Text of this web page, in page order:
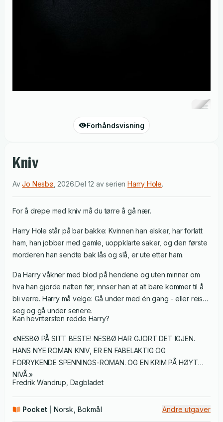
Forhåndsvisning
Kniv
AvJo Nesbø 2026.Del 12 av serienHarry Hole.
For å drepe med kniv må du tørre å gå nær.
Harry Hole står på bar bakke: Kvinnen han elsker, har forlatt
ham, han jobber med gamle, uoppklarte saker, og den første
morderen han sendte bak lås og slå, er ute etter ham.
Da Harry våkner med blod på hendene og uten minner om
hva han gjorde natten før, innser han at alt bare kommer til å
bli verre. Harry må velge: Gå under med én gang - eller reise
seg og gå under senere.
Kan hevntørsten redde Harry?
«NESBØ PÅ SITT BESTE! NESBØ HAR GJORT DET IGJEN.
HANS NYE ROMAN KNIV, ER EN FABELAKTIG OG
FORRYKENDE SPENNINGS-ROMAN. OG EN KRIM PÅ HØYT
NIVÅ.»
Fredrik Wandrup, Dagbladet
Pocket Norsk, Bokmål Andre utgaver